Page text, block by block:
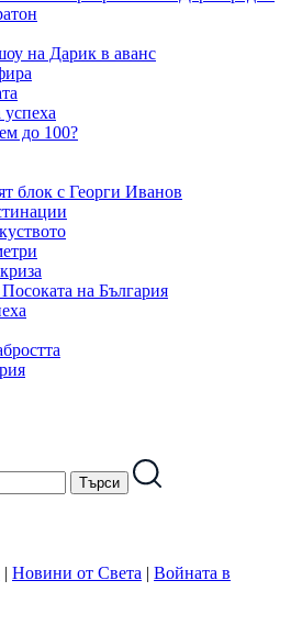
на Дарик в аванс
до 100?
блок с Георги Иванов
на България
| Новини от Света | Войната в